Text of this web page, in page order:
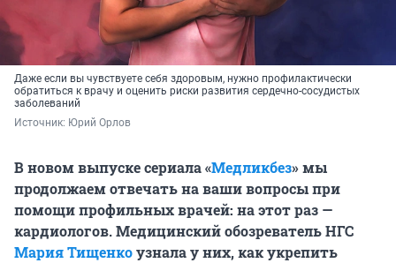
Даже если вы чувствуете себя здоровым, нужно профилактически
обратиться к врачу и оценить риски развития сердечно-сосудистых
заболеваний
Источник: Юрий Орлов
В новом выпуске сериала «Медликбез» мы
продолжаем отвечать на ваши вопросы при
помощи профильных врачей: на этот раз —
кардиологов. Медицинский обозреватель НГС
Мария Тищенкоузнала у них, как укрепить